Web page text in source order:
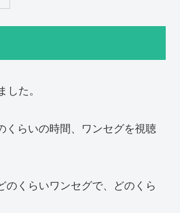
た。
くらいの時間、ワンセグを視聴
のくらいワンセグで、どのくら